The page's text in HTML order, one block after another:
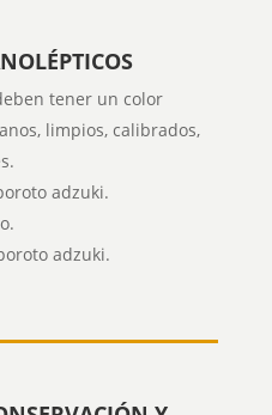
tener un color
limpios, calibrados,
adzuki.
adzuki.